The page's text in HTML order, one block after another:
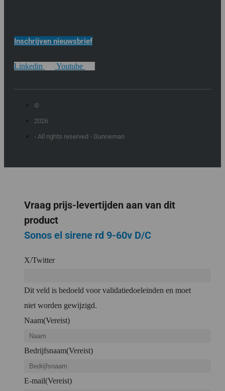
Inschrijven nieuwsbrief
Linkedin Youtube
©
2026
- All rights reserved - Gunneman
Vraag prijs-levertijden aan van dit
product
Sonos el sirene rd 9-60v D/C
X/Twitter
Dit veld is bedoeld voor validatiedoeleinden en moet
niet worden gewijzigd.
Naam(Vereist)
Bedrijfsnaam(Vereist)
E-mail(Vereist)